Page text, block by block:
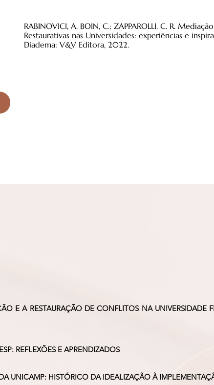
RABINOVICI, A. BOIN, C.; ZAPPAROLLI, C. R.
Restaurativas nas Universidades: experiências e
Diadema: V&V Editora, 2022.
E A RESTAURAÇÃO DE CONFLITOS NA UNIVERSIDADE
REFLEXÕES E APRENDIZADOS
UNICAMP: HISTÓRICO DA IDEALIZAÇÃO À